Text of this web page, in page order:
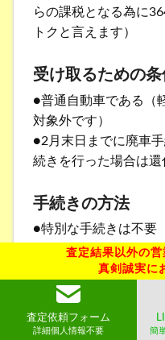
らの課税となる為に
トクと言えます）
受け取るための条
●普通自動車である（
対象外です）
●2月末日までに廃車
続きを行った場合は還
手続きの方法
●特別な手続きは不要
に還付される）
還付の方法
●手続き完了後1～2ヶ
査定結果以外の営
真剣誠実に
査定依頼フォーム
詳細個人情報不要 簡